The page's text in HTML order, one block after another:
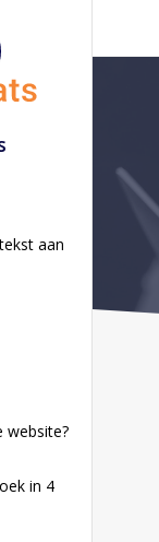
aan
website?
in 4